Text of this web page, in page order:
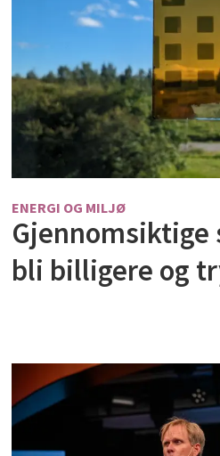
ENERGI OG MILJØ
Gjennomsiktige
bli billigere og